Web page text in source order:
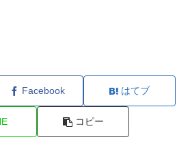
Facebook はてブ
コピー